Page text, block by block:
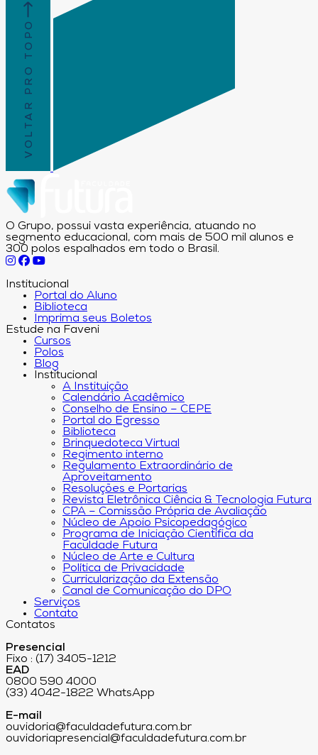
VOLTAR PRO TOPO
O Grupo, possui vasta experiência, atuando no
segmento educacional, com mais de 500 mil alunos e
300 polos espalhados em todo o Brasil.
Institucional
Portal do Aluno
Biblioteca
Imprima seus Boletos
Estude na Faveni
Cursos
Polos
Blog
Institucional
A Instituição
Calendário Acadêmico
Conselho de Ensino – CEPE
Portal do Egresso
Biblioteca
Brinquedoteca Virtual
Regimento interno
Regulamento Extraordinário de
Aproveitamento
Resoluções e Portarias
Revista Eletrônica Ciência & Tecnologia Futura
CPA – Comissão Própria de Avaliação
Núcleo de Apoio Psicopedagógico
Programa de Iniciação Científica da
Faculdade Futura
Núcleo de Arte e Cultura
Política de Privacidade
Curricularização da Extensão
Canal de Comunicação do DPO
Serviços
Contato
Contatos
Presencial
Fixo : (17) 3405-1212
EAD
0800 590 4000
(33) 4042-1822 WhatsApp
E-mail
ouvidoria@faculdadefutura.com.br
ouvidoriapresencial@faculdadefutura.com.br